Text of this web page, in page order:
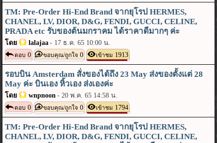
TM: Pre-Order Hi-End Brand จากยุโรป HERMES,
CHANEL, LV, DIOR, D&G, FENDI, GUCCI, CELINE,
PRADA etc รับของต้นมกราคม ได้ราคาดีมากๆ ค่ะ
โดย lalajaa - 17 ธ.ค. 65 10:00 น.
ตอบ 0 ขอบคุณ/ถูกใจ 0 เข้าชม 1913
รอบบิน Amsterdam สั่งของได้ถึง 23 May ส่งของตั้งแต่ 28
May ค่ะ บินเอง หิ้วเอง ส่งเองค่ะ
โดย wnpnoon -20 พ.ค. 65 14:58 น.
ตอบ 0 ขอบคุณ/ถูกใจ 0 เข้าชม 1794
TM: Pre-Order Hi-End Brand จากยุโรป HERMES,
CHANEL, LV, DIOR, D&G, FENDI, GUCCI, CELINE,